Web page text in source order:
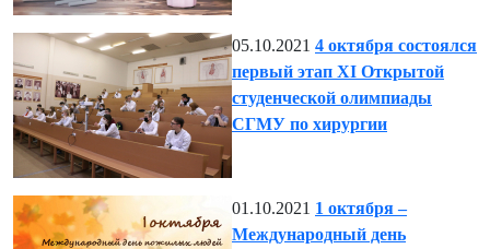
05.10.2021 4 октября состоялся
первый этап XI Открытой
студенческой олимпиады
СГМУ по хирургии
01.10.2021 1 октября –
Международный день